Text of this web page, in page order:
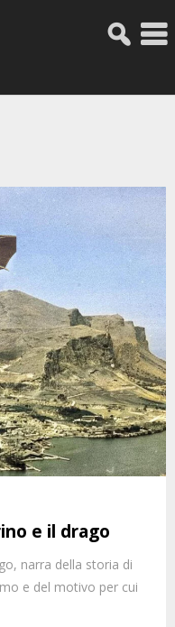
e il drago
narra della storia di
e del motivo per cui